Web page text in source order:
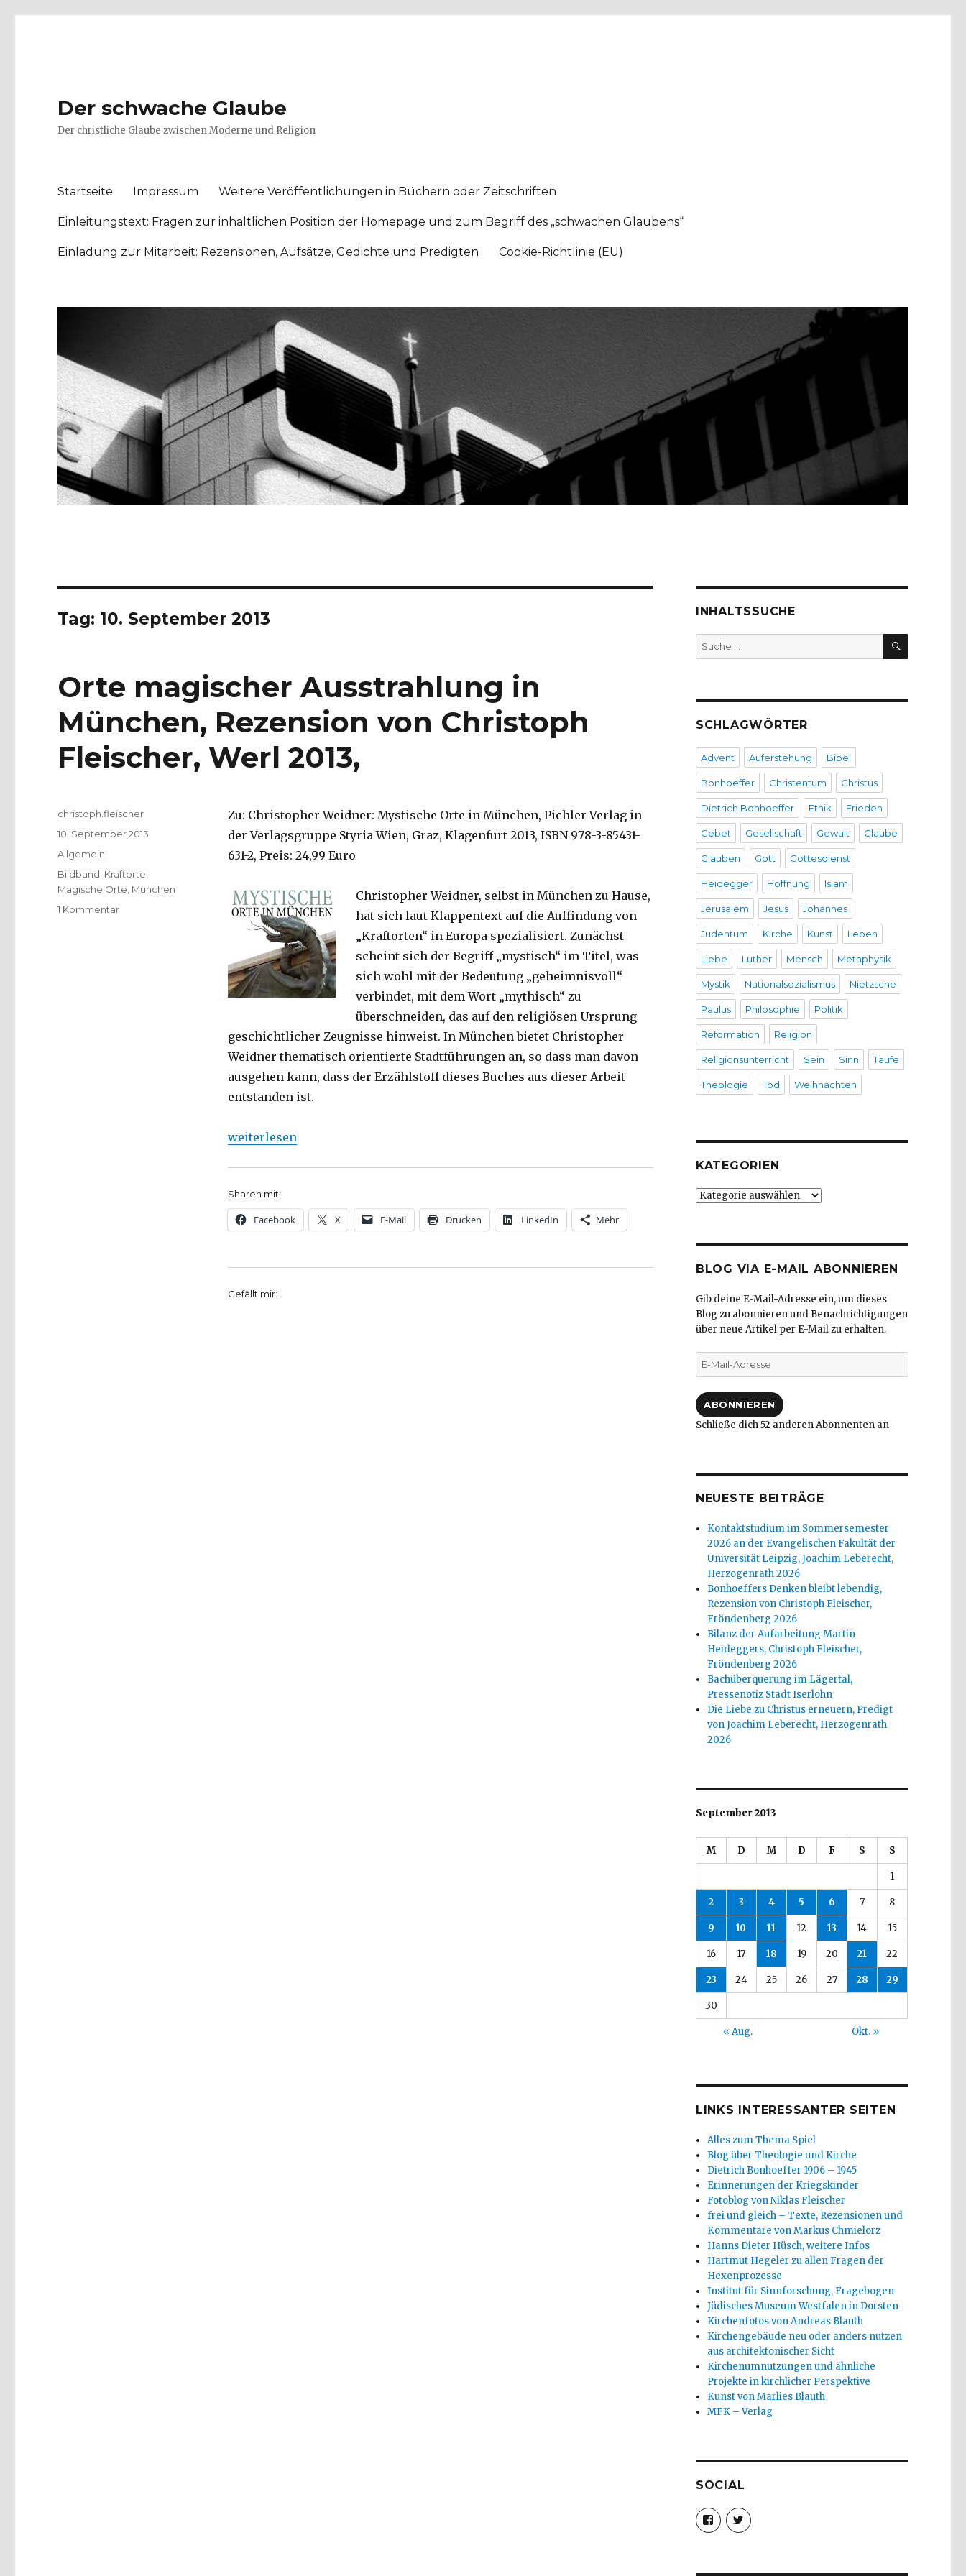
Der schwache Glaube
Der christliche Glaube zwischen Moderne und Religion
Startseite Impressum Weitere Veröffentlichungen in Büchern oder Zeitschriften
Einleitungstext: Fragen zur inhaltlichen Position der Homepage und zum Begriff des „schwachen Glaubens“
Einladung zur Mitarbeit: Rezensionen, Aufsätze, Gedichte und Predigten Cookie-Richtlinie (EU)
Tag: 10. September 2013
Orte magischer Ausstrahlung in
München, Rezension von Christoph
Fleischer, Werl 2013,
Zu: Christopher Weidner: Mystische Orte in München, Pichler Verlag in
der Verlagsgruppe Styria Wien, Graz, Klagenfurt 2013, ISBN 978-3-85431-
631-2, Preis: 24,99 Euro
Christopher Weidner, selbst in München zu Hause,
hat sich laut Klappentext auf die Auffindung von
„Kraftorten“ in Europa spezialisiert. Zunächst
scheint sich der Begriff „mystisch“ im Titel, was
sich wohl mit der Bedeutung „geheimnisvoll“
verbindet, mit dem Wort „mythisch“ zu
überschneiden, das auf den religiösen Ursprung
geschichtlicher Zeugnisse hinweist. In München bietet Christopher
Weidner thematisch orientierte Stadtführungen an, so dass man davon
ausgehen kann, dass der Erzählstoff dieses Buches aus dieser Arbeit
entstanden ist.
„Orte magischer Ausstrahlung in München, Rezension von Christoph Fleischer, Werl 2013,“
weiterlesen
Sharen mit:
Facebook X E-Mail Drucken LinkedIn Mehr
Gefällt mir:
Autor
christoph.fleischer
Veröffentlicht
am
10. September 2013
Kategorien
Allgemein
Schlagwörter
Bildband Kraftorte
Magische Orte München
1 Kommentarzu
INHALTSSUCHE
Suche
nach:
SUCHEN
SCHLAGWÖRTER
Advent Auferstehung Bibel
Bonhoeffer Christentum Christus
Dietrich Bonhoeffer Ethik Frieden
Gebet Gesellschaft Gewalt Glaube
Glauben Gott Gottesdienst
Heidegger Hoffnung Islam
Jerusalem Jesus Johannes
Judentum Kirche Kunst Leben
Liebe Luther Mensch Metaphysik
Mystik Nationalsozialismus Nietzsche
Paulus Philosophie Politik
Reformation Religion
Religionsunterricht Sein Sinn Taufe
Theologie Tod Weihnachten
KATEGORIEN
Kategorien
BLOG VIA E-MAIL ABONNIEREN
Gib deine E-Mail-Adresse ein, um dieses
Blog zu abonnieren und Benachrichtigungen
über neue Artikel per E-Mail zu erhalten.
E-
Mail-
ABONNIEREN
Schließe dich 52 anderen Abonnenten an
NEUESTE BEITRÄGE
Kontaktstudium im Sommersemester
2026 an der Evangelischen Fakultät der
Universität Leipzig, Joachim Leberecht,
Herzogenrath 2026
Bonhoeffers Denken bleibt lebendig,
Rezension von Christoph Fleischer,
Fröndenberg 2026
Bilanz der Aufarbeitung Martin
Heideggers, Christoph Fleischer,
Fröndenberg 2026
Bachüberquerung im Lägertal,
Pressenotiz Stadt Iserlohn
Die Liebe zu Christus erneuern, Predigt
von Joachim Leberecht, Herzogenrath
2026
September 2013
M D M D F S S
1
2 3 4 5 6 7 8
9 10 11 12 13 14 15
16 17 18 19 20 21 22
23 24 25 26 27 28 29
30
« Aug. Okt. »
LINKS INTERESSANTER SEITEN
Alles zum Thema Spiel
Blog über Theologie und Kirche
Dietrich Bonhoeffer 1906 – 1945
Erinnerungen der Kriegskinder
Fotoblog von Niklas Fleischer
frei und gleich – Texte, Rezensionen und
Kommentare von Markus Chmielorz
Hanns Dieter Hüsch, weitere Infos
Hartmut Hegeler zu allen Fragen der
Hexenprozesse
Institut für Sinnforschung, Fragebogen
Jüdisches Museum Westfalen in Dorsten
Kirchenfotos von Andreas Blauth
Kirchengebäude neu oder anders nutzen
aus architektonischer Sicht
Kirchenumnutzungen und ähnliche
Projekte in kirchlicher Perspektive
Kunst von Marlies Blauth
MFK – Verlag
SOCIAL
Profil
von
christoph.fleischer1
anzeigen
Profil
von
anzeigen